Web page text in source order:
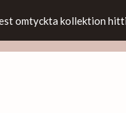
omtyckta kollektion